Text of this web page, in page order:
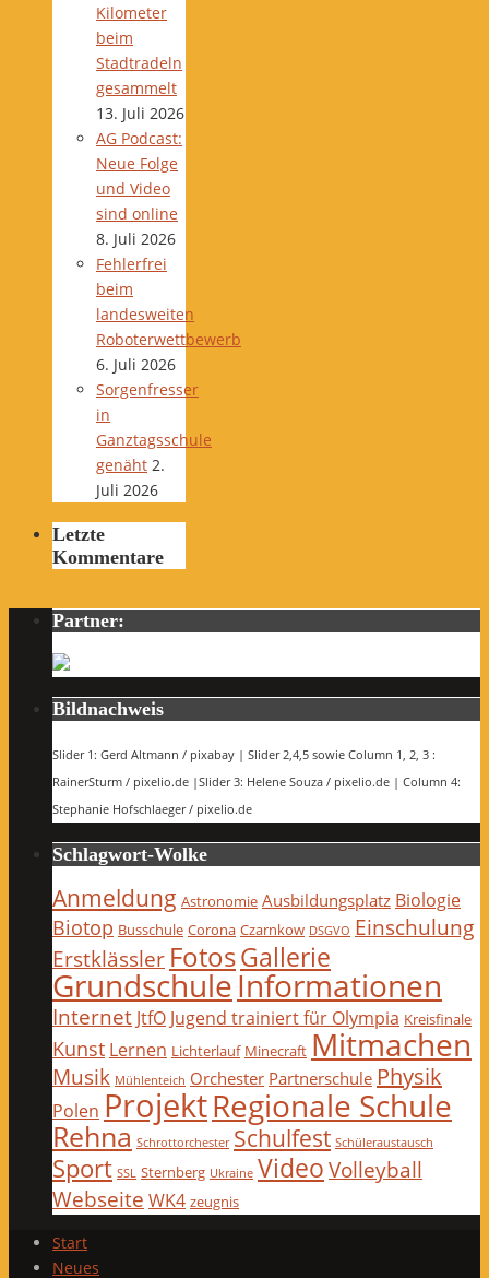
Kilometer
beim
Stadtradeln
gesammelt
13. Juli 2026
AG Podcast:
Neue Folge
und Video
sind online
8. Juli 2026
Fehlerfrei
beim
landesweiten
Roboterwettbewerb
6. Juli 2026
Sorgenfresser
in
Ganztagsschule
genäht 2.
Juli 2026
Letzte
Kommentare
Partner:
Bildnachweis
Slider 1: Gerd Altmann / pixabay | Slider 2,4,5 sowie Column 1, 2, 3 :
RainerSturm / pixelio.de |Slider 3: Helene Souza / pixelio.de | Column 4:
Stephanie Hofschlaeger / pixelio.de
Schlagwort-Wolke
Anmeldung Astronomie Ausbildungsplatz Biologie
Biotop Busschule Corona Czarnkow DSGVO Einschulung
Erstklässler FotosGallerie
GrundschuleInformationen
Internet JtfO Jugend trainiert für Olympia Kreisfinale
Kunst Lernen Lichterlauf Minecraft Mitmachen
Musik Mühlenteich Orchester Partnerschule Physik
Polen ProjektRegionale Schule
Rehna Schrottorchester Schulfest Schüleraustausch
Sport SSL Sternberg Ukraine VideoVolleyball
Webseite WK4 zeugnis
Start
Neues